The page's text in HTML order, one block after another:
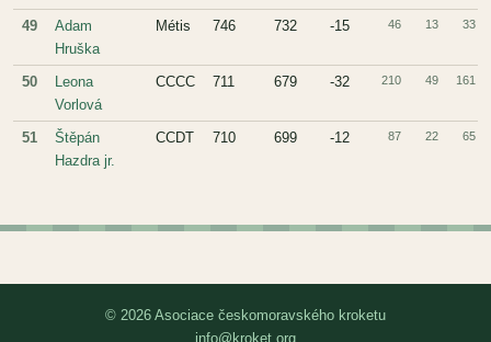
49
Adam
Hruška
Métis 746 732 -15 46 13 33
50
Leona
Vorlová
CCCC 711 679 -32 210 49 161
51
Štěpán
Hazdra jr.
CCDT 710 699 -12 87 22 65
© 2026 Asociace českomoravského kroketu
info@kroket.org